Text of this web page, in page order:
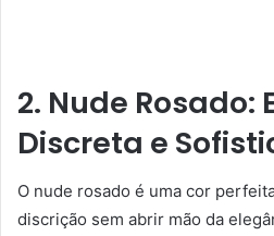
2. Nude Rosado:
Discreta e
O nude rosado é uma cor
discrição sem abrir mão da